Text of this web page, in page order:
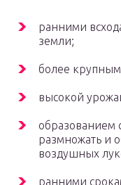
ранними
земли;
более
высокой
образованием
размножать и
воздушных
ранними